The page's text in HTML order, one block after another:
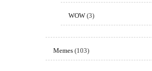
WOW(3)
Memes(103)